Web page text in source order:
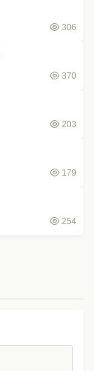
306
370
203
179
254